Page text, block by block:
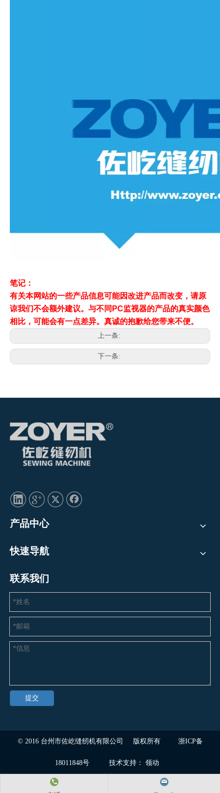
笔记：
有关本网站的一些产品信息可能因改进产品而改变，请原
谅我们不会额外建议。与不同PC监视器的产品的真实颜色
相比，可能会有一点差异。真诚的抱歉给您带来不便。
上一条:
下一条:
产品中心
快速导航
联系我们
提交
© 2016 台州市佐屹缝纫机有限公司 版权所有 浙ICP备
18011848号 技术支持： 领动